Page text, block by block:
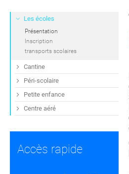
Les écoles
Présentation
Inscription
transports scolaires
Cantine
Péri-scolaire
Petite enfance
Centre aéré
Accès rapide